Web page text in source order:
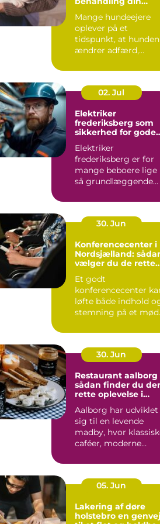
Mange hundeejere
oplever på et
tidspunkt, at hunden
ændrer adfærd,
02. Jul
Elektriker
frederiksberg som
sikkerhed for gode
Elektriker
frederiksberg er for
mange beboere lige
så grundlæggende
varmekilder og...
30. Jun
Konferencecenter i
Nordsjælland:
vælger du de rette
Et godt
konferencecenter
løfte både indhold
stemning på et
30. Jun
Restaurant aalborg
sådan finder du
rette oplevelse i
Aalborg har udviklet
sig til en levende
madby, hvor
caféer, moderne
specialise...
05. Jun
Lakering af døre
holstebro en genvej